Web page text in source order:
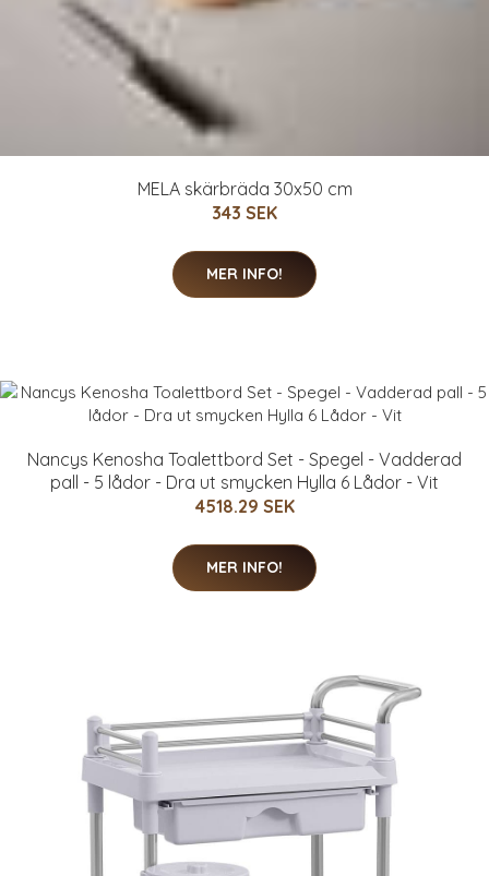
MELA skärbräda 30x50 cm
343 SEK
MER INFO!
Nancys Kenosha Toalettbord Set - Spegel - Vadderad
pall - 5 lådor - Dra ut smycken Hylla 6 Lådor - Vit
4518.29 SEK
MER INFO!